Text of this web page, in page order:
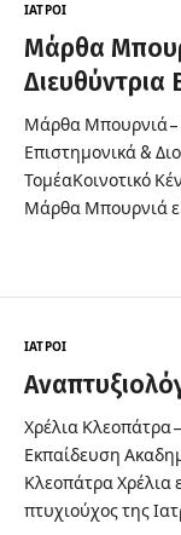
ΙΑΤΡΟΊ
Μάρθα
Διευθύντρια
Μάρθα Μπουρνιά –
Επιστημονικά &
ΤομέαΚοινοτικό
Μάρθα Μπουρνιά
ΙΑΤΡΟΊ
Χρέλια Κλεοπάτρα
Εκπαίδευση
Κλεοπάτρα Χρέλια
πτυχιούχος της